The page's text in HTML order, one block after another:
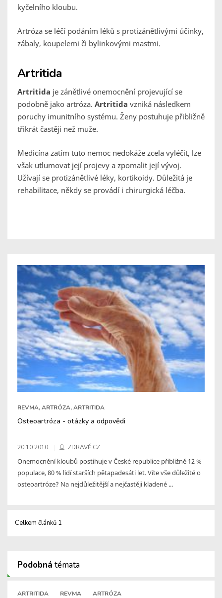
kyčelního kloubu.
Artróza se léčí podáním léků s protizánětlivými účinky,
zábaly, koupelemi či bylinkovými mastmi.
Artritida
Artritida je zánětlivé onemocnění projevující se
podobně jako artróza. Artritida vzniká následkem
poruchy imunitního systému. Ženy postuhuje přibližně
třikrát častěji než muže.
Medicína zatím tuto nemoc nedokáže zcela vyléčit, lze
však utlumovat její projevy a zpomalit její vývoj.
Užívají se protizánětlivé léky, kortikoidy. Důležitá je
rehabilitace, někdy se provádí i chirurgická léčba.
REVMA, ARTRÓZA, ARTRITIDA
Osteoartróza - otázky a odpovědi
20.10.2010 ZDRAVĚ.CZ
Onemocnění kloubů postihuje v České republice přibližně 12 %
populace, 80 % lidí starších pětapadesáti let. Víte vše důležité o
osteoartróze? Na nejdůležitější a nejčastěji kladené ...
Celkem článků 1
Podobná témata
ARTRITIDA REVMA ARTRÓZA